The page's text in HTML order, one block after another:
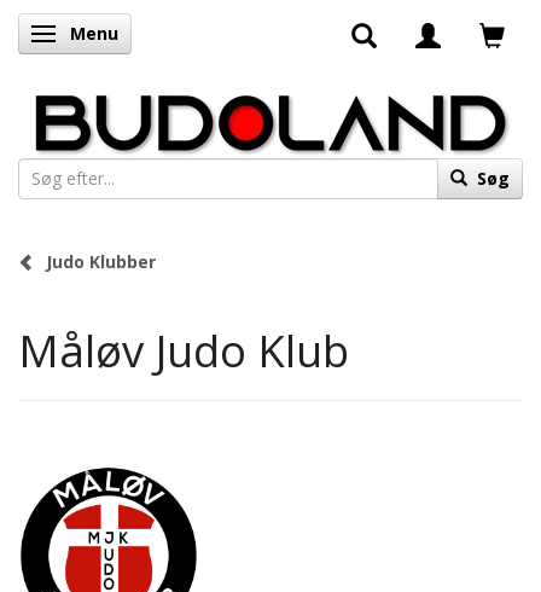
Skifte navigation
Menu
Søg
Judo Klubber
Måløv Judo Klub